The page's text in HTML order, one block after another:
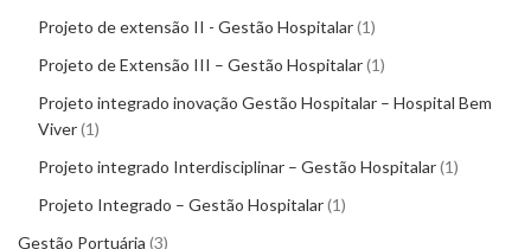
Projeto de extensão II - Gestão Hospitalar 1
Projeto de Extensão III – Gestão Hospitalar 1
Projeto integrado inovação Gestão Hospitalar – Hospital Bem
Viver 1
Projeto integrado Interdisciplinar – Gestão Hospitalar 1
Projeto Integrado – Gestão Hospitalar 1
Gestão Portuária 3